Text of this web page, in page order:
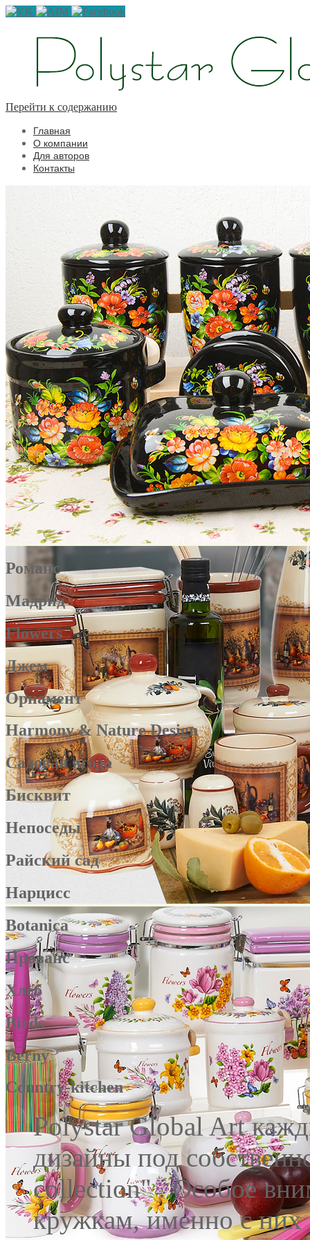
Перейти к содержанию
Главная
О компании
Для авторов
Контакты
Романс
Мадрид
Flowers
Джем
Орнамент
Harmony & Nature Design
Садовая ягода
Бисквит
Непоседы
Райский сад
Нарцисс
Botanica
Прованс
Хлеб
Birds
Berny
Country-kitchen
Polystar Global Art
дизайны под
collection" . Особое
кружкам, именно с них